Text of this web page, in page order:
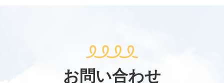
お問い合わせ